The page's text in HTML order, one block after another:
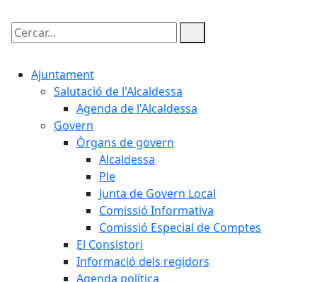
Cercar:
Ajuntament
Salutació de l'Alcaldessa
Agenda de l'Alcaldessa
Govern
Òrgans de govern
Alcaldessa
Ple
Junta de Govern Local
Comissió Informativa
Comissió Especial de Comptes
El Consistori
Informació dels regidors
Agenda política